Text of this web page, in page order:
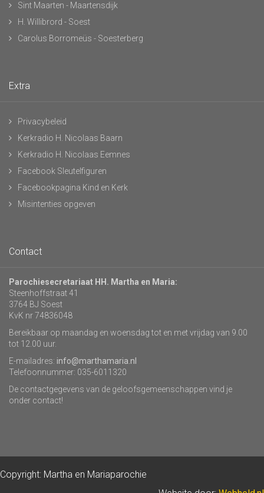
Sint Maarten - Maartensdijk
H. Willibrord - Soest
Carolus Borromeüs - Soesterberg
Extra
Privacybeleid
Kerkradio H. Nicolaas Baarn
Kerkradio H. Nicolaas Eemnes
Facebook Sleutelfiguren
Facebookpagina Kind en Kerk
Misintenties opgeven
Contact
Parochiesecretariaat HH. Martha en Maria:
Steenhoffstraat 41
3764 BJ Soest
KvK nr 74836048
Bereikbaar op maandag en woensdag tot en met vrijdag van 9.00
tot 12.00 uur.
E-mailadres: info@marthamaria.nl
Telefoonnummer: 035-6011320
De contactgegevens van de geloofsgemeenschappen vind je
onder contact!
Copyright: Martha en Mariaparochie